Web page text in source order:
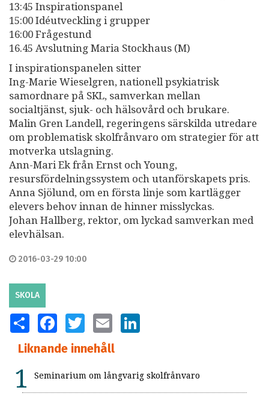
13:45 Inspirationspanel
15:00 Idéutveckling i grupper
16:00 Frågestund
16.45 Avslutning Maria Stockhaus (M)
I inspirationspanelen sitter
Ing-Marie Wieselgren, nationell psykiatrisk
samordnare på SKL, samverkan mellan
socialtjänst, sjuk- och hälsovård och brukare.
Malin Gren Landell, regeringens särskilda utredare
om problematisk skolfrånvaro om strategier för att
motverka utslagning.
Ann-Mari Ek från Ernst och Young,
resursfördelningssystem och utanförskapets pris.
Anna Sjölund, om en första linje som kartlägger
elevers behov innan de hinner misslyckas.
Johan Hallberg, rektor, om lyckad samverkan med
elevhälsan.
2016-03-29 10:00
SKOLA
SHARE FACEBOOKTWITTER EMAIL
Liknande innehåll
Seminarium om långvarig skolfrånvaro